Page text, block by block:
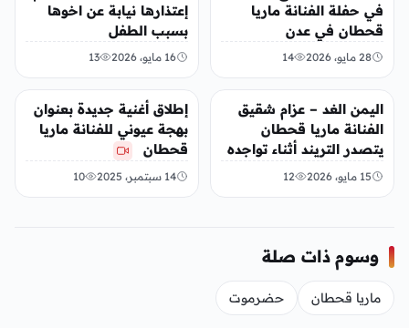
في حفلة الفنانة ماريا
قحطان في عدن
28 مايو، 2026 14
إعتذارها نيابة عن اخوها
بسبب الطفل
16 مايو، 2026 13
منوعات
اليمن الغد – عزام شقيق
الفنانة ماريا قحطان
يتصدر التريند أثناء تواجده
في عدن
15 مايو، 2026 12
أخبار محلية
إطلاق أغنية جديدة بعنوان
بهجة عيوني للفنانة ماريا
قحطان
14 سبتمبر، 2025 10
وسوم ذات صلة
ماريا قحطان حضرموت